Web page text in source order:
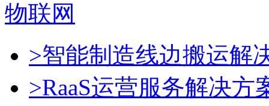
物联网
>智能制造线边搬运解
>RaaS运营服务解决方